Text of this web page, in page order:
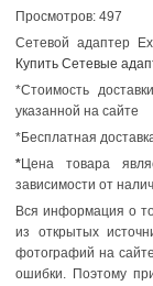
Просмотров: 497
Сетевой адаптер
Купить Сетевые
*Стоимость
указанной на сайте
*Бесплатная
*Цена товара
зависимости от
Вся информация о
из открытых
фотографий на
ошибки. Поэтому